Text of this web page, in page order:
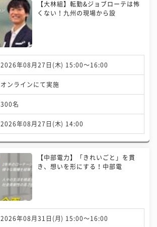
【大林組】転勤&ジョブローテは怖
くない！九州の現場から設
2026年08月27日(木) 15:00〜16:00
オンラインにて実施
300名
2026年08月27日(木) 14:00
【中部電力】「きれいごと」を貫
き、想いを形にする！中部電
2026年08月31日(月) 15:00〜16:00